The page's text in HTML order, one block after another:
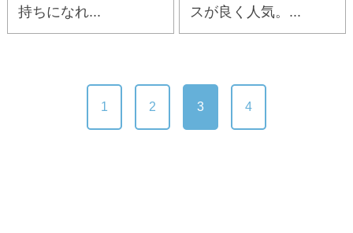
持ちになれ...
スが良く人気。...
1 2 3 4